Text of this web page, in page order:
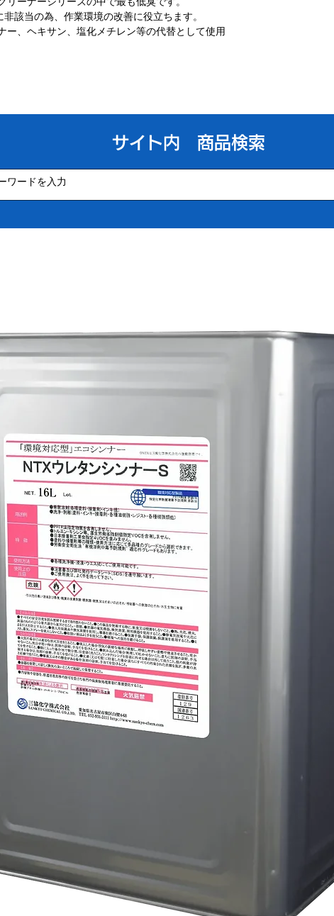
非該当の為、作業環境の改善に役立ちます。
ー、ヘキサン、塩化メチレン等の代替として使用
​サイト内 商品検索